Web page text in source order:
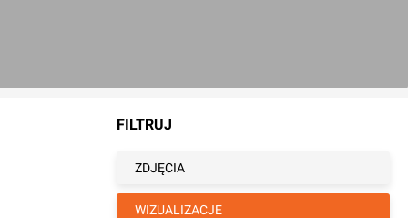
FILTRUJ
ZDJĘCIA
WIZUALIZACJE